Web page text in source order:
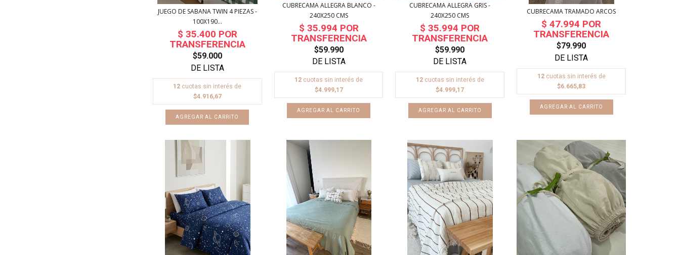
JUEGO DE SABANA TWIN 4 PIEZAS -
100X190...
$59.000
12 cuotas sin interés de
$4.916,67
AGREGAR AL CARRITO
CUBRECAMA ALLEGRA BLANCO -
240X250 CMS
$59.990
12 cuotas sin interés de
$4.999,17
CUBRECAMA ALLEGRA GRIS -
240X250 CMS
$59.990
12 cuotas sin interés de
$4.999,17
CUBRECAMA TRAMADO ARCOS
$79.990
12 cuotas sin interés de
$6.665,83
AGREGAR AL CARRITO